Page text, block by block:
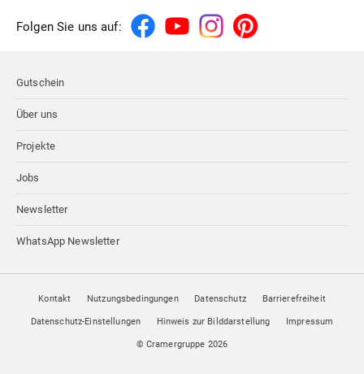
Folgen Sie uns auf:
Gutschein
Über uns
Projekte
Jobs
Newsletter
WhatsApp Newsletter
Kontakt Nutzungsbedingungen Datenschutz Barrierefreiheit
Datenschutz-Einstellungen Hinweis zur Bilddarstellung Impressum
© Cramergruppe 2026